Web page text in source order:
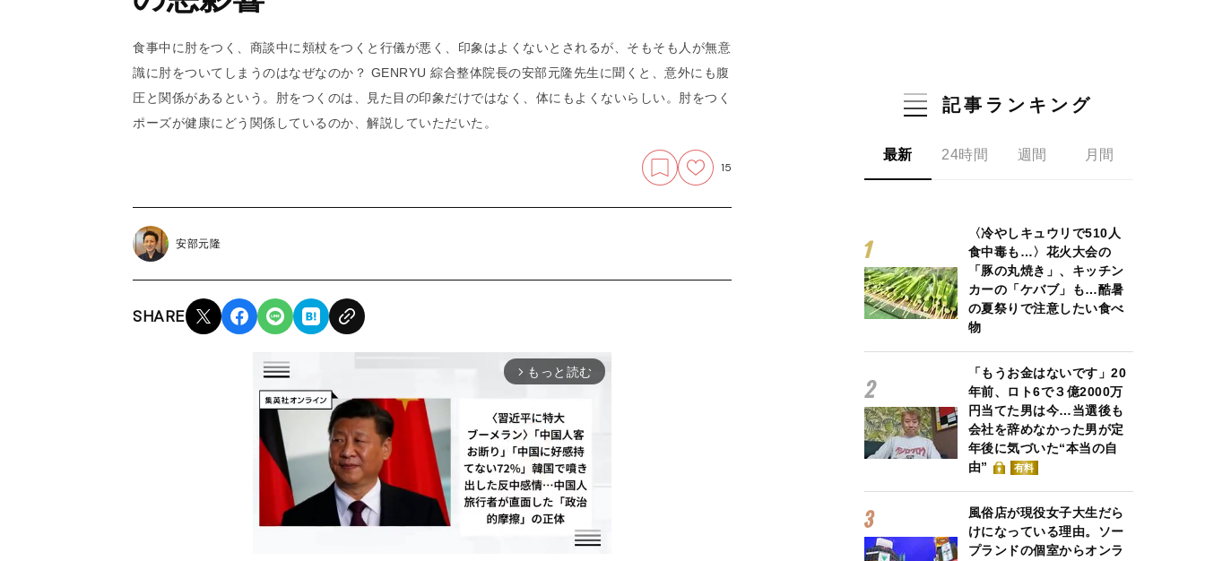
食事中に肘をつく、商談中に頬杖をつくと行儀が悪く、印象はよくないとされるが、そもそも人が無意
識に肘をついてしまうのはなぜなのか？ GENRYU 綜合整体院長の安部元隆先生に聞くと、意外にも腹
圧と関係があるという。肘をつくのは、見た目の印象だけではなく、体にもよくないらしい。肘をつく
ポーズが健康にどう関係しているのか、解説していただいた。
15
安部元隆
SHARE
arrow_forward_ios もっと読む
記事ランキング
最新 24時間 週間 月間
〈冷やしキュウリで510人
食中毒も…〉花火大会の
「豚の丸焼き」、キッチン
カーの「ケバブ」も…酷暑
の夏祭りで注意したい食べ
物
「もうお金はないです」20
年前、ロト6で３億2000万
円当てた男は今…当選後も
会社を辞めなかった男が定
年後に気づいた“本当の自
由”
有料
風俗店が現役女子大生だら
けになっている理由。ソー
プランドの個室からオンラ